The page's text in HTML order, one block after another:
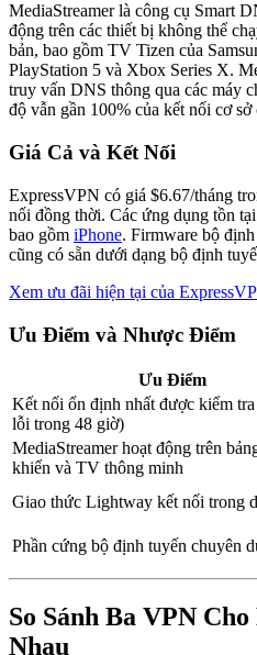
MediaStreamer là công cụ Smart
động trên các thiết bị không thể
bản, bao gồm TV Tizen của
PlayStation 5 và Xbox Series X.
truy vấn DNS thông qua các máy
độ vẫn gần 100% của kết nối cơ sở
Giá Cả và Kết Nối
ExpressVPN có giá $6.67/tháng
nối đồng thời. Các ứng dụng tồn
bao gồm iPhone. Firmware bộ
cũng có sẵn dưới dạng bộ định
Xem ưu đãi hiện tại của
Ưu Điểm và Nhược Điểm
Ưu Điểm
Kết nối ổn định nhất được kiểm
lỗi trong 48 giờ)
MediaStreamer hoạt động trên
khiển và TV thông minh
Giao thức Lightway kết nối trong
Phần cứng bộ định tuyến chuyên
So Sánh Ba VPN
Nhau